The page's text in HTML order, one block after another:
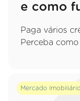
e como
Paga vários
Perceba
Mercado Imobiliário